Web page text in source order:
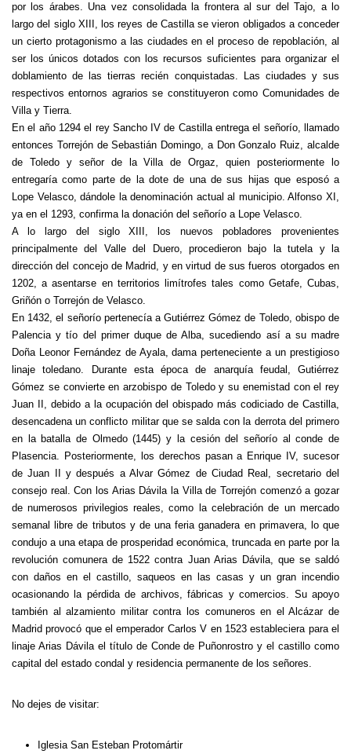
por los árabes. Una vez consolidada la frontera al sur del Tajo, a lo
largo del siglo XIII, los reyes de Castilla se vieron obligados a conceder
un cierto protagonismo a las ciudades en el proceso de repoblación, al
ser los únicos dotados con los recursos suficientes para organizar el
doblamiento de las tierras recién conquistadas. Las ciudades y sus
respectivos entornos agrarios se constituyeron como Comunidades de
Villa y Tierra.
En el año 1294 el rey Sancho IV de Castilla entrega el señorío, llamado
entonces Torrejón de Sebastián Domingo, a Don Gonzalo Ruiz, alcalde
de Toledo y señor de la Villa de Orgaz, quien posteriormente lo
entregaría como parte de la dote de una de sus hijas que esposó a
Lope Velasco, dándole la denominación actual al municipio. Alfonso XI,
ya en el 1293, confirma la donación del señorío a Lope Velasco.
A lo largo del siglo XIII, los nuevos pobladores provenientes
principalmente del Valle del Duero, procedieron bajo la tutela y la
dirección del concejo de Madrid, y en virtud de sus fueros otorgados en
1202, a asentarse en territorios limítrofes tales como Getafe, Cubas,
Griñón o Torrejón de Velasco.
En 1432, el señorío pertenecía a Gutiérrez Gómez de Toledo, obispo de
Palencia y tío del primer duque de Alba, sucediendo así a su madre
Doña Leonor Fernández de Ayala, dama perteneciente a un prestigioso
linaje toledano. Durante esta época de anarquía feudal, Gutiérrez
Gómez se convierte en arzobispo de Toledo y su enemistad con el rey
Juan II, debido a la ocupación del obispado más codiciado de Castilla,
desencadena un conflicto militar que se salda con la derrota del primero
en la batalla de Olmedo (1445) y la cesión del señorío al conde de
Plasencia. Posteriormente, los derechos pasan a Enrique IV, sucesor
de Juan II y después a Alvar Gómez de Ciudad Real, secretario del
consejo real. Con los Arias Dávila la Villa de Torrejón comenzó a gozar
de numerosos privilegios reales, como la celebración de un mercado
semanal libre de tributos y de una feria ganadera en primavera, lo que
condujo a una etapa de prosperidad económica, truncada en parte por la
revolución comunera de 1522 contra Juan Arias Dávila, que se saldó
con daños en el castillo, saqueos en las casas y un gran incendio
ocasionando la pérdida de archivos, fábricas y comercios. Su apoyo
también al alzamiento militar contra los comuneros en el Alcázar de
Madrid provocó que el emperador Carlos V en 1523 estableciera para el
linaje Arias Dávila el título de Conde de Puñonrostro y el castillo como
capital del estado condal y residencia permanente de los señores.
No dejes de visitar:
Iglesia San Esteban Protomártir